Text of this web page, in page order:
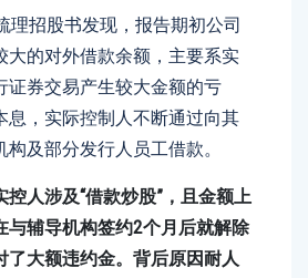
理招股书发现，报告期初公司
大的对外借款余额，主要系实
证券交易产生较大金额的亏
息，实际控制人不断通过向其
及部分发行人员工借款。
人涉及“借款炒股”，且金额上
与辅导机构签约2个月后就解除
了大额违约金。背后原因耐人